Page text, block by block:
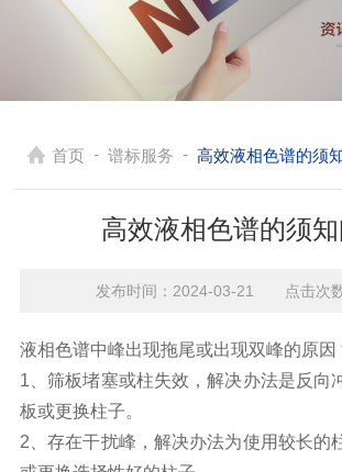
首页 - 谱标服务 - 高效液相色谱的须
高效液相色谱的须
发布时间：2024-03-21 点击次
液相色谱中峰出现拖尾或出现双峰的原因
1、筛板堵塞或柱失效，解决办法是反向
板或更换柱子。
2、存在干扰峰，解决办法为使用较长的